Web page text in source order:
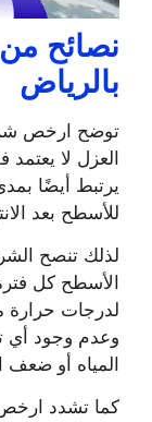
نصائح
بالرياض
توضح ارخص
العزل لا
يرتبط أيضًا بمدى
للأسطح بعد
لذلك تنصح
الأسطح كل
لدرجات حرارة
وعدم وجود أي
المياه أو ضعف
كما تشدد